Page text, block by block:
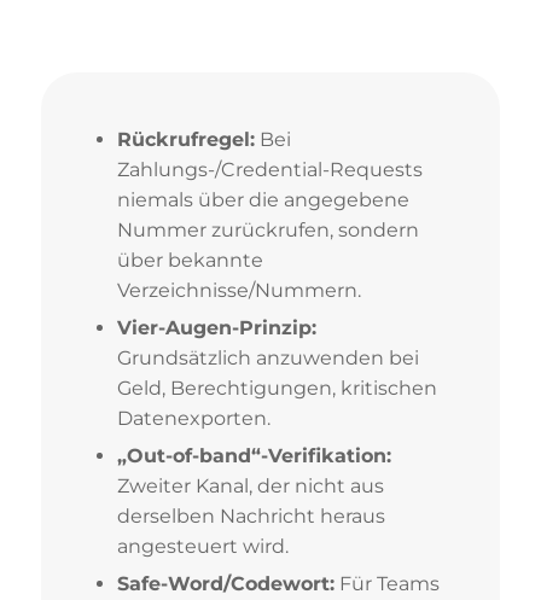
Rückrufregel:Bei
Zahlungs-/Credential-Requests
niemals über die angegebene
Nummer zurückrufen, sondern
über bekannte
Verzeichnisse/Nummern.
Vier-Augen-Prinzip:
Grundsätzlich anzuwenden bei
Geld, Berechtigungen, kritischen
Datenexporten.
„Out-of-band“-Verifikation:
Zweiter Kanal, der nicht aus
derselben Nachricht heraus
angesteuert wird.
Safe-Word/Codewort:Für Teams